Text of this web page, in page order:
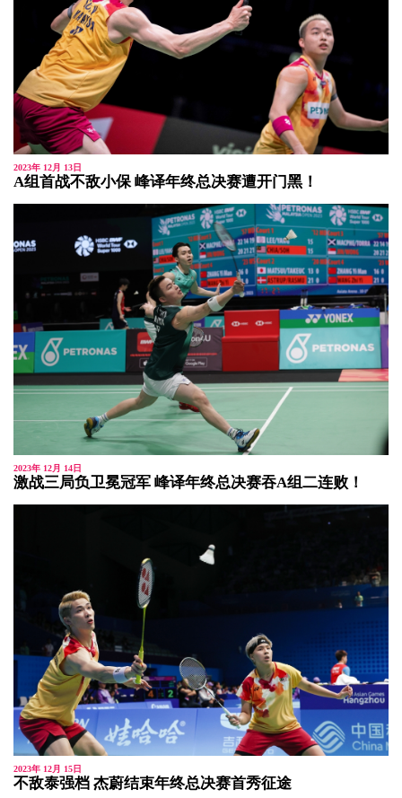
2023年 12月 13日
A组首战不敌小保 峰译年终总决赛遭开门黑！
2023年 12月 14日
激战三局负卫冕冠军 峰译年终总决赛吞A组二连败！
2023年 12月 15日
不敌泰强档 杰蔚结束年终总决赛首秀征途